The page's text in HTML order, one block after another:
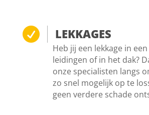
 LEKKAGES
Heb jij een lekkage in
leidingen of in het dak?
onze specialisten langs
zo snel mogelijk op te
geen verdere schade